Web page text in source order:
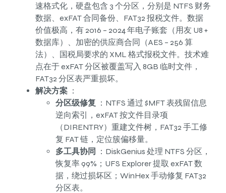
速格式化，硬盘包含 3 个分区，分别是 NTFS 财务
数据、exFAT 合同备份、FAT32 报税文件。数据
价值极高，有 2016 – 2024 年电子账套（用友 U8 +
数据库）、加密的供应商合同（AES – 256 算
法）、国税局要求的 XML 格式报税文件。技术难
点在于 exFAT 分区被覆盖写入 8GB 临时文件，
FAT32 分区表严重损坏。
解决方案 ：
分区级修复 ：NTFS 通过 $MFT 表残留信息
逆向索引，exFAT 按文件目录项
（DIRENTRY）重建文件树，FAT32 手工修
复 FAT 链，定位簇偏移量。
多工具协同
：DiskGenius 处理 NTFS 分区，
恢复率 99%；UFS Explorer 提取 exFAT 数
据，绕过损坏区；WinHex 手动修复 FAT32
分区表。